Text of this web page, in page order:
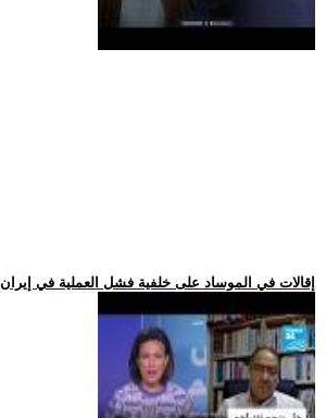
.. إقالات في الموساد على خلفية فشل العملية في إيران